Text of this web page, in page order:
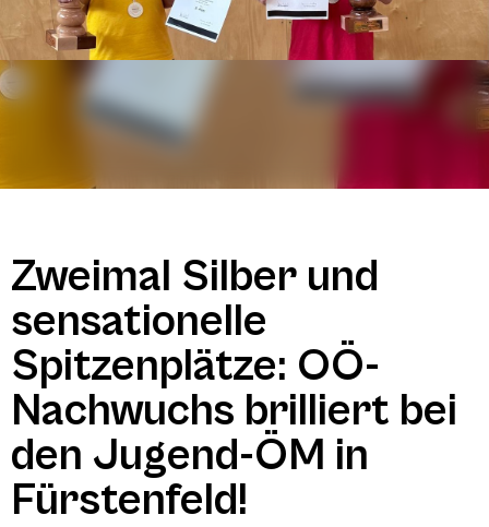
Zweimal Silber und
sensationelle
Spitzenplätze: OÖ-
Nachwuchs brilliert bei
den Jugend-ÖM in
Fürstenfeld!